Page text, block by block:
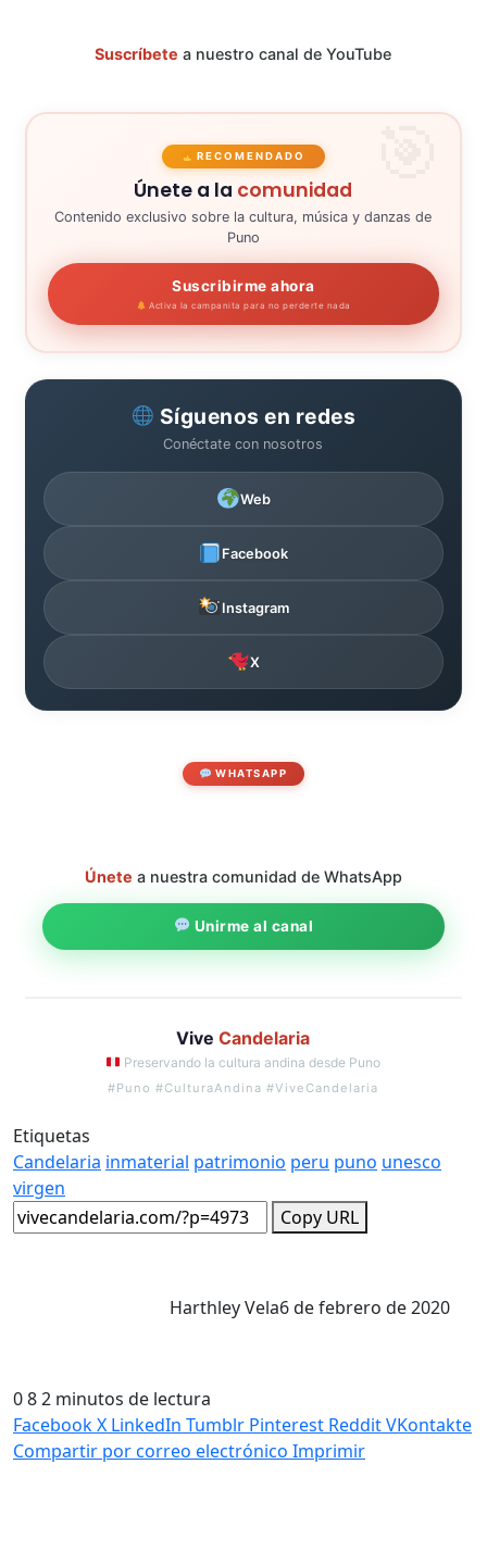
Suscríbete a nuestro canal de YouTube
RECOMENDADO
Únete a la comunidad
Contenido exclusivo sobre la cultura, música y danzas de
Puno
Suscribirme ahora
Activa la campanita para no perderte nada
Síguenos en redes
Conéctate con nosotros
Web
Facebook
Instagram
X
WHATSAPP
Únete a nuestra comunidad de WhatsApp
Unirme al canal
ViveCandelaria
Preservando la cultura andina desde Puno
#Puno #CulturaAndina #ViveCandelaria
Etiquetas
Candelaria inmaterial patrimonio peru puno unesco
virgen
Copy URL
Harthley Vela6 de febrero de 2020
082 minutos de lectura
FacebookX LinkedIn Tumblr Pinterest RedditVKontakte
Compartir por correo electrónico Imprimir